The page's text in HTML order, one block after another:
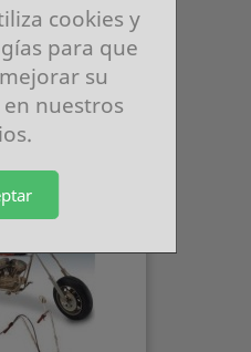
Metal 13 Cm
cookies y
para que
su
nuestros